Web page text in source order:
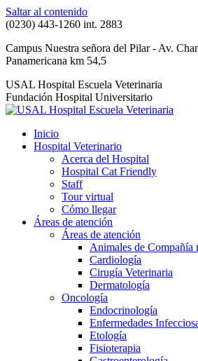
Saltar al contenido
(0230) 443-1260 int. 2883
Campus Nuestra señora del Pilar - Av.
Panamericana km 54,5
USAL Hospital Escuela Veterinaria
Fundación Hospital Universitario
Inicio
Hospital Veterinario
Acerca del Hospital
Hospital Cat Friendly
Staff
Tour virtual
Cómo llegar
Áreas de atención
Áreas de atención
Animales de Compañía
Cardiología
Cirugía Veterinaria
Dermatología
Oncología
Endocrinología
Enfermedades
Etología
Fisioterapia